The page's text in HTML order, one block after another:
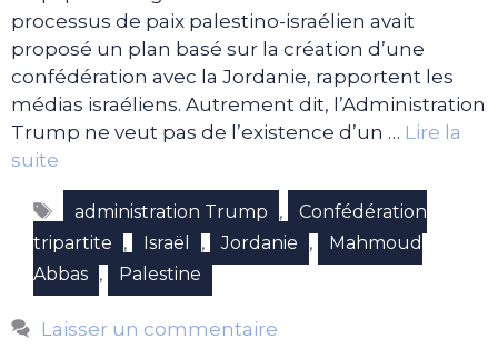
processus de paix palestino-israélien avait
proposé un plan basé sur la création d’une
confédération avec la Jordanie, rapportent les
médias israéliens. Autrement dit, l’Administration
Trump ne veut pas de l’existence d’un … Lire la
suite
Étiquettes
administration Trump ,
Confédération
tripartite
, Israël , Jordanie ,
Mahmoud
Abbas , Palestine
Laisser un commentaire